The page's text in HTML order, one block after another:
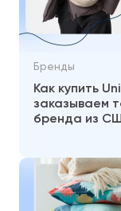
Бренды
Как купить
заказываем
бренда из